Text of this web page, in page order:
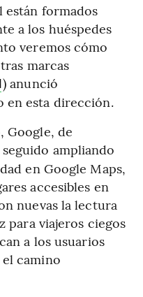
están formados
a los huéspedes
veremos cómo
marcas
) anunció
en esta dirección.
Google, de
seguido ampliando
en Google Maps,
accesibles en
nuevas la lectura
para viajeros ciegos
a los usuarios
camino